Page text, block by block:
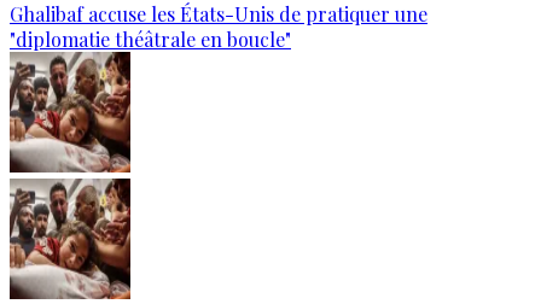
Ghalibaf accuse les États-Unis de pratiquer une
"diplomatie théâtrale en boucle"